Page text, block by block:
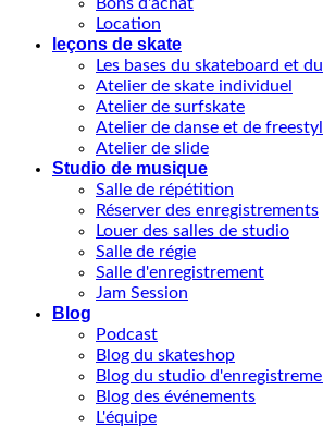
Location
leçons de skate
Les bases du skateboard et
Atelier de skate individuel
Atelier de surfskate
Atelier de danse et de
Atelier de slide
Studio de musique
Salle de répétition
Réserver des enregistrements
Louer des salles de studio
Salle de régie
Salle d'enregistrement
Jam Session
Blog
Podcast
Blog du skateshop
Blog du studio
Blog des événements
L'équipe